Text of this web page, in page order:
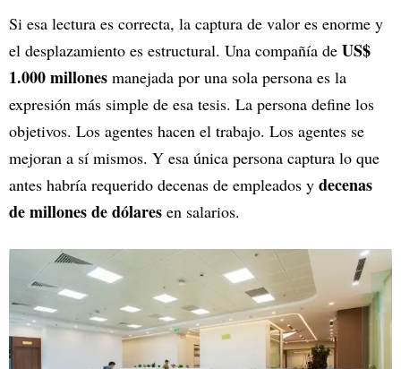
Si esa lectura es correcta, la captura de valor es enorme y
el desplazamiento es estructural. Una compañía de US$
1.000 millones manejada por una sola persona es la
expresión más simple de esa tesis. La persona define los
objetivos. Los agentes hacen el trabajo. Los agentes se
mejoran a sí mismos. Y esa única persona captura lo que
antes habría requerido decenas de empleados y decenas
de millones de dólares en salarios.